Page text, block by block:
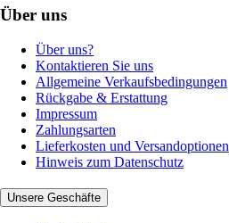
Über uns
Über uns?
Kontaktieren Sie uns
Allgemeine Verkaufsbedingungen
Rückgabe & Erstattung
Impressum
Zahlungsarten
Lieferkosten und Versandoptionen
Hinweis zum Datenschutz
Unsere Geschäfte